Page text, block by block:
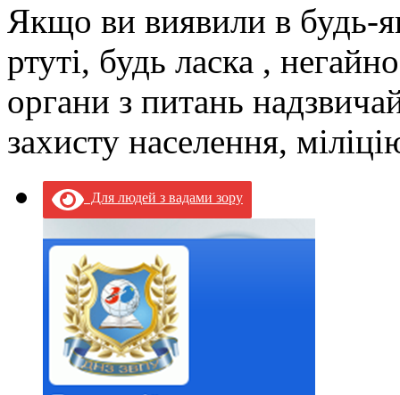
Якщо ви виявили в будь-
ртуті, будь ласка ,
органи з питань
захисту населення,
Для людей з вадами зору